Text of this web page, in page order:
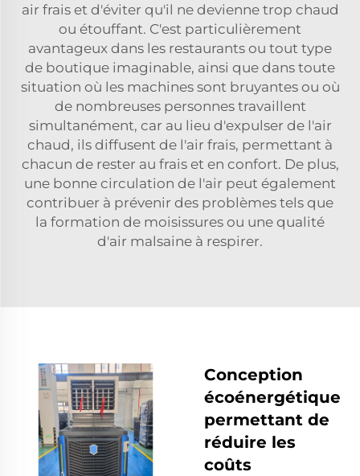
air frais et d'éviter qu'il ne devienne trop chaud
ou étouffant. C'est particulièrement
avantageux dans les restaurants ou tout type
de boutique imaginable, ainsi que dans toute
situation où les machines sont bruyantes ou où
de nombreuses personnes travaillent
simultanément, car au lieu d'expulser de l'air
chaud, ils diffusent de l'air frais, permettant à
chacun de rester au frais et en confort. De plus,
une bonne circulation de l'air peut également
contribuer à prévenir des problèmes tels que
la formation de moisissures ou une qualité
d'air malsaine à respirer.
Conception
écoénergétique
permettant de
réduire les
coûts